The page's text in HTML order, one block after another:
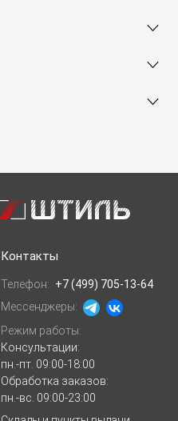
Контакты
Телефон: +7 (499) 705-13-64
Мессенджеры:
Режим работы:
Консультации:
пн.-пт. 09:00-18:00
Обработка заказов:
пн.-вс. 09:00-23:00